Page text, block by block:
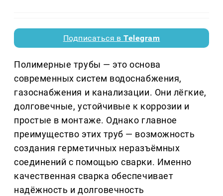
Подписаться вTelegram
Полимерные трубы — это основа
современных систем водоснабжения,
газоснабжения и канализации. Они лёгкие,
долговечные, устойчивые к коррозии и
простые в монтаже. Однако главное
преимущество этих труб — возможность
создания герметичных неразъёмных
соединений с помощью сварки. Именно
качественная сварка обеспечивает
надёжность и долговечность